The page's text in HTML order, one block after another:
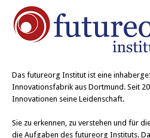
Das futureorg Institut ist eine
Innovationsfabrik aus Dortmund. Seit
Innovationen seine Leidenschaft.
Sie zu erkennen, zu verstehen und für
die Aufgaben des futureorg Instituts.